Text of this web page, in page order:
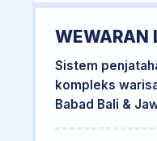
WEWARAN
Sistem
kompleks
Babad Bali &